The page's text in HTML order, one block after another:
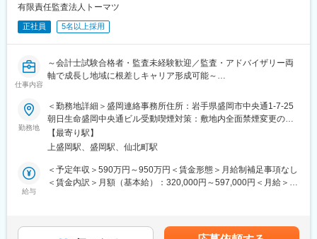
■組織構成：
1店舗あたり店長1名、スタッフ5～15名で運営。チームワークを
重視し相談しやすく協力し合える職場環境です。
■当社について：
レーション管理、システム・インフラ整備までを一括して提供し
ています。
変更の範囲：会社の定める業務
■行政政策支援のための実態調査や普及支援
■上記のほか、地方創生/産業振興全般に係る事業立案、推進
【（2）大企業・中堅・中小企業を対象とした経営コンサルティン
グ】
東北エリアを中心に民間企業が抱える様々な経営課題に対する経
昨今は人手不足や働き方改革を背景とした人事労務管理や業務の
効率化、会計面でのコンプライアンスの強化、サステナビリティ
など経営管理における幅広い課題の解決が求められています。
■管理会計・原価管理制度構築
■組織・人事制度の策定や運用
有限責任監査法人トーマツ
正社員 5名以上採用
仕事内容
～会計士試験合格者・監査未経験歓迎／監査・アドバイザリー両
軸で成長し地域に根差しキャリア形成可能～
■Uターン、Iターン
東北ご出身の方のUターンの方を歓迎します。ご出身の地域に根
差した会計監査、アドバイザリーに是非ご挑戦ください。もとよ
り、Iターンの方も同様に歓迎します。
■職務内容
会計監査業務、会計監査に関連する業務をお任せいたします。
・株式上場支援
勤務地
＜勤務地詳細＞盛岡連絡事務所住所：岩手県盛岡市中央通1-7-25
朝日生命盛岡中央通ビル受動喫煙対策：敷地内全面禁煙変更の範
囲：会社の定める事業所（リモートワーク含む）
【最寄り駅】
上盛岡駅、盛岡駅、仙北町駅
給与
＜予定年収＞590万円～950万円＜賃金形態＞月給制補足事項なし
＜賃金内訳＞月額（基本給）：320,000円～597,000円＜月給＞
スタッフ、シニアスタッフ、マネジャーランク「マネジャー」は